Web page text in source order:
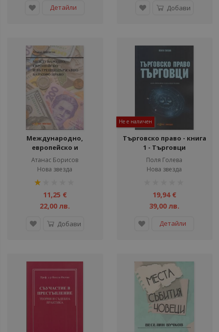
Детайли Добави
Международно,
европейско и
вътрешнодържавно
банково право
Атанас Борисов
Нова звезда
рейтинг:
20%11,25 €
22,00 лв.
Добави
Не е наличен
Търговско право - книга
1 - Търговци
Поля Голева
Нова звезда
19,94 €
39,00 лв.
Детайли